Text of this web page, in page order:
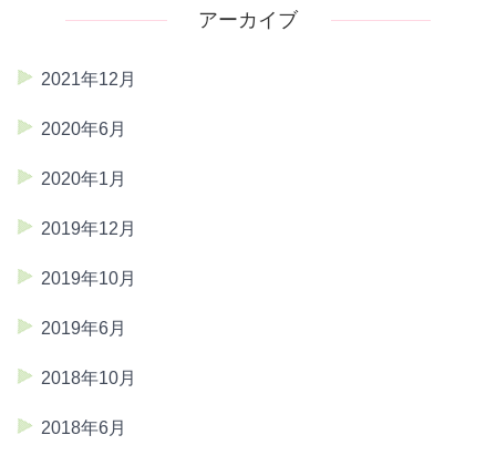
アーカイブ
2021年12月
2020年6月
2020年1月
2019年12月
2019年10月
2019年6月
2018年10月
2018年6月